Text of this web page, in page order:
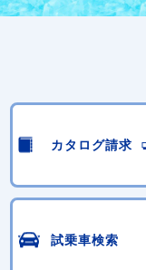
カタログ請求
試乗車検索